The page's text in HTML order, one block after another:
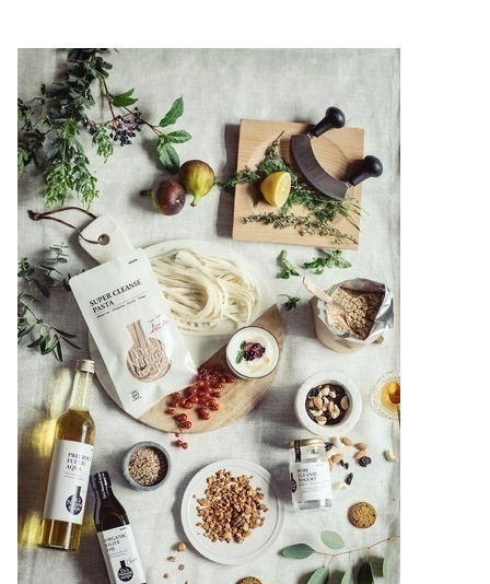
妊娠/出産/家族
ココロ/カラダ
グルメ
トラベル
カルチャー/エンタメ
占い
性と愛
ゲーム